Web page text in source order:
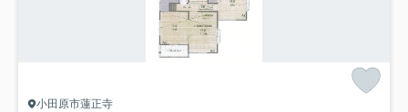
小田原市蓮正寺